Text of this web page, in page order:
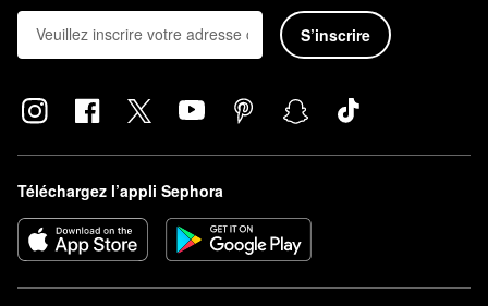
S’inscrire
Téléchargez l’appli Sephora